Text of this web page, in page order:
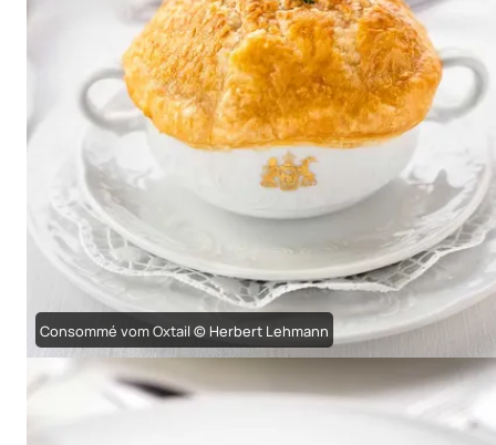
Consommé vom Oxtail © Herbert Lehmann